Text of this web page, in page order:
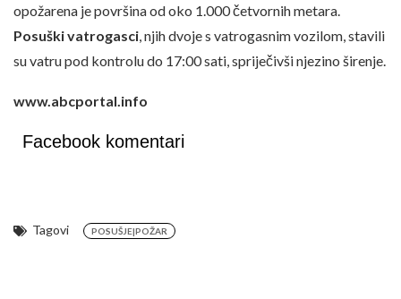
opožarena je površina od oko 1.000 četvornih metara.
Posuški vatrogasci, njih dvoje s vatrogasnim vozilom, stavili
su vatru pod kontrolu do 17:00 sati, spriječivši njezino širenje.
www.abcportal.info
Facebook komentari
Tagovi POSUŠJE|POŽAR